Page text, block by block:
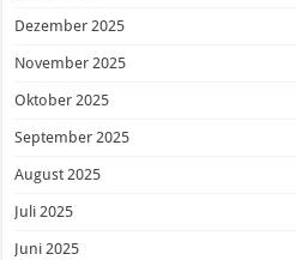
Dezember 2025
November 2025
Oktober 2025
September 2025
August 2025
Juli 2025
Juni 2025